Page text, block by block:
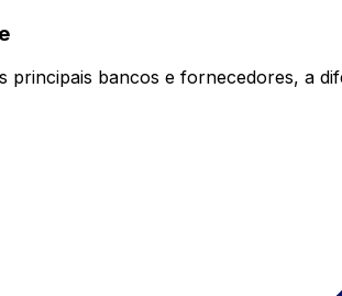
principais bancos e fornecedores, a